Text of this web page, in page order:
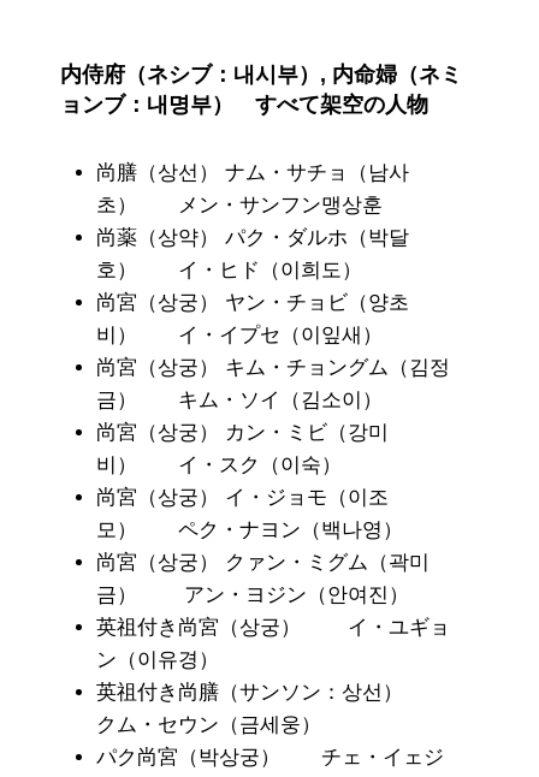
内侍府（ネシブ：내시부）, 内命婦（ネミ
ョンブ：내명부）
すべて架空の人物
尚膳（상선） ナム・サチョ（남사
초） メン・サンフン맹상훈
尚薬（상약） パク・ダルホ（박달
호） イ・ヒド（이희도）
尚宮（상궁） ヤン・チョビ（양초
비） イ・イプセ（이잎새）
尚宮（상궁） キム・チョングム（김정
금） キム・ソイ（김소이）
尚宮（상궁） カン・ミビ（강미
비） イ・スク（이숙）
尚宮（상궁） イ・ジョモ（이조
모） ペク・ナヨン（백나영）
尚宮（상궁） クァン・ミグム（곽미
금） アン・ヨジン（안여진）
英祖付き尚宮（상궁） イ・ユギョ
ン（이유경）
英祖付き尚膳（サンソン：상선）
クム・セウン（금세웅）
パク尚宮（박상궁） チェ・イェジ